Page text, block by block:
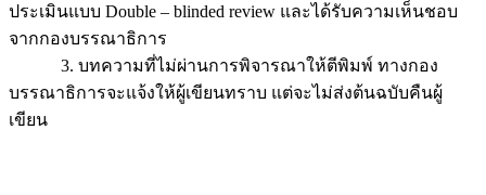
ประเมินแบบ Double – blinded review และได้รับความเห็นชอบ
จากกองบรรณาธิการ
3. บทความที่ไม่ผ่านการพิจารณาให้ตีพิมพ์ ทางกอง
บรรณาธิการจะแจ้งให้ผู้เขียนทราบ แต่จะไม่ส่งต้นฉบับคืนผู้
เขียน